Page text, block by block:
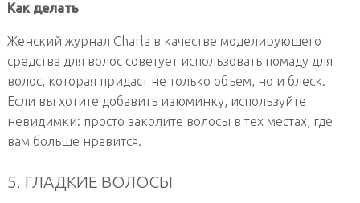
Как делать
Женский журнал Charla в качестве моделирующего
средства для волос советует использовать помаду для
волос, которая придаст не только объем, но и блеск.
Если вы хотите добавить изюминку, используйте
невидимки: просто заколите волосы в тех местах, где
вам больше нравится.
5. ГЛАДКИЕ ВОЛОСЫ